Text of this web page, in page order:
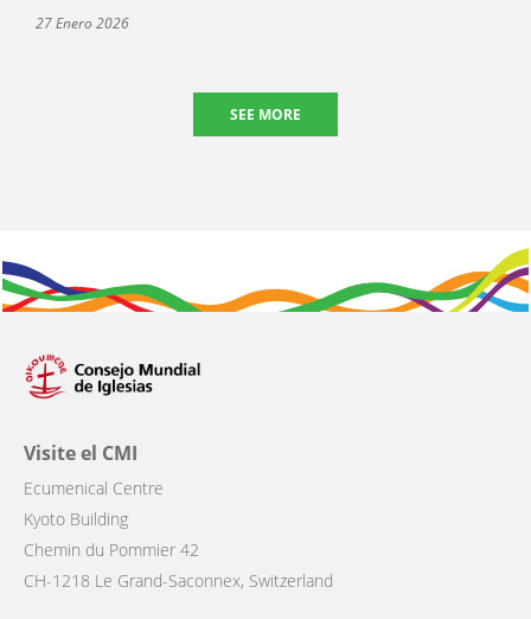
27 Enero 2026
SEE MORE
Visite el CMI
Ecumenical Centre
Kyoto Building
Chemin du Pommier 42
CH-1218 Le Grand-Saconnex, Switzerland